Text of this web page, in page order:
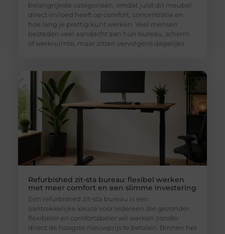
belangrijkste categorieën, omdat juist dit meubel
direct invloed heeft op comfort, concentratie en
hoe lang je prettig kunt werken. Veel mensen
besteden veel aandacht aan hun bureau, scherm
of werkruimte, maar zitten vervolgens dagelijks
Refurbished zit-sta bureau: flexibel werken
met meer comfort en een slimme investering
Een refurbished zit-sta bureau is een
aantrekkelijke keuze voor iedereen die gezonder,
flexibeler en comfortabeler wil werken zonder
direct de hoogste nieuwprijs te betalen. Binnen het